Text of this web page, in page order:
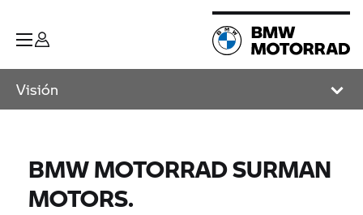
Visión
BMW MOTORRADSURMAN
MOTORS.